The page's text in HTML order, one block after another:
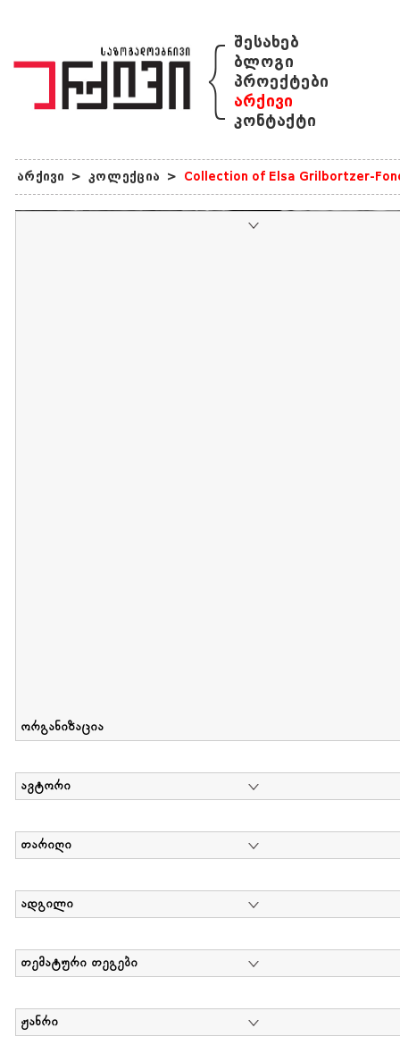
{ შესახებ
ბლოგი
პროექტები
არქივი
კონტაქტი
არქივი > კოლექცია > Collection of Elsa Grilbortzer-
ორგანიზაცია
ავტორი
თარიღი
ადგილი
თემატური თეგები
ჟანრი